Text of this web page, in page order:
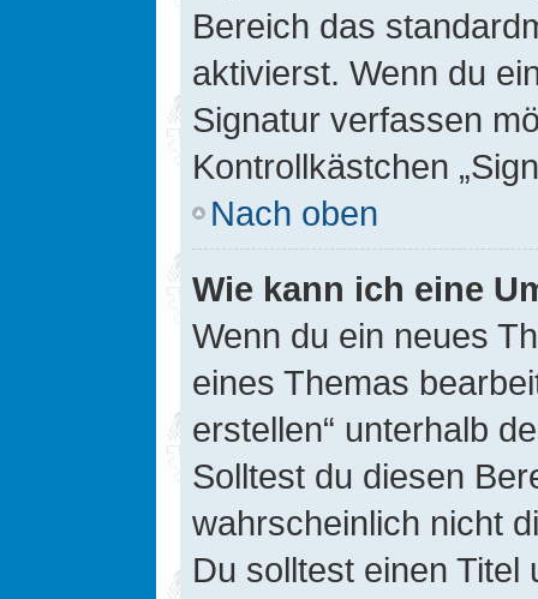
Bereich das
aktivierst. Wenn du
Signatur verfassen
Kontrollkästchen
Nach oben
Wie kann ich eine
Wenn du ein neues
eines Themas
erstellen“ unterhalb
Solltest du diesen
wahrscheinlich nicht
Du solltest einen